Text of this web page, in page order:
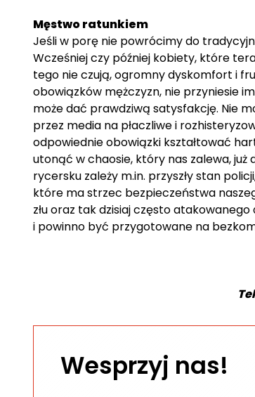
Męstwo ratunkiem
Jeśli w porę nie powrócimy do
Wcześniej czy później kobiety, które
tego nie czują, ogromny dyskomfort i
obowiązków mężczyzn, nie przyniesie
może dać prawdziwą satysfakcję. Nie
przez media na płaczliwe i
odpowiednie obowiązki kształtować
utonąć w chaosie, który nas zalewa,
rycersku zależy m.in. przyszły stan
które ma strzec bezpieczeństwa
złu oraz tak dzisiaj często
i powinno być przygotowane na
Wesprzyj nas!